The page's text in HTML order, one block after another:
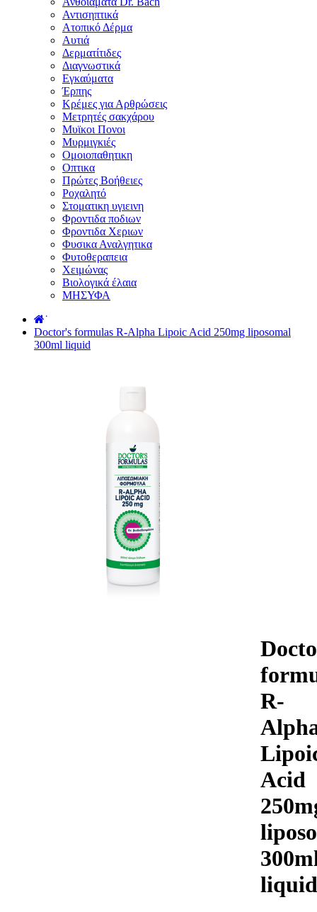
Αντισηπτικά
Ατοπικό Δέρμα
Αυτιά
Δερματίτιδες
Διαγνωστικά
Εγκαύματα
Έρπης
Κρέμες για Αρθρώσεις
Μετρητές σακχάρου
Μυϊκοι Πονοι
Μυρμιγκιές
Ομοιοπαθητικη
Οπτικα
Πρώτες Βοήθειες
Ροχαλητό
Στοματικη υγιεινη
Φροντιδα ποδιων
Φροντιδα Χεριων
Φυσικα Αναλγητικα
Φυτοθεραπεια
Χειμώνας
Βιολογικά έλαια
ΜΗΣΥΦΑ
˙
Doctor's formulas R-Alpha Lipoic Acid 250mg liposomal
300ml liquid
R-
Acid
liquid